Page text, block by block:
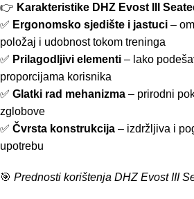
👉 Karakteristike DHZ Evost III
✅ Ergonomsko sjedište i jastuci –
položaj i udobnost tokom treninga
✅ Prilagodljivi elementi – lako
proporcijama korisnika
✅ Glatki rad mehanizma – prirodni
zglobove
✅ Čvrsta konstrukcija – izdržljiva i
upotrebu
🎯 Prednosti korištenja DHZ Evost III